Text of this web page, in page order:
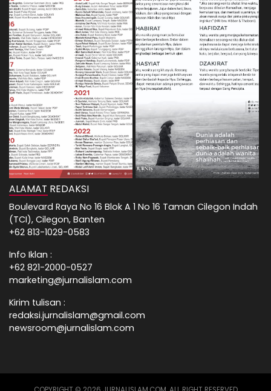
ALAMAT REDAKSI
Boulevard Raya No 16 Blok A 1 No 16 Taman Cilegon Indah
(TCI), Cilegon, Banten
+62 813-1029-0583
Info Iklan :
+62 821-2000-0527
marketing@jurnalislam.com
Kirim tulisan :
redaksi.jurnalislam@gmail.com
newsroom@jurnalislam.com